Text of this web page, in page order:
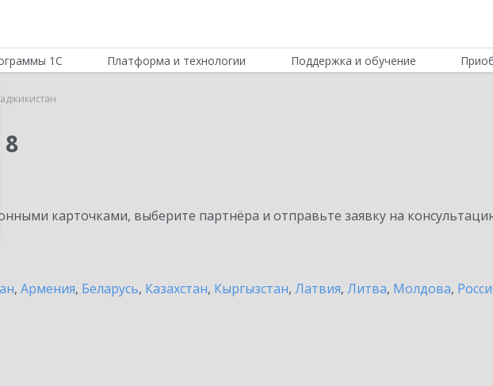
1С Платформа и технологии Поддержка и обучение
карточками, выберите партнёра и отправьте заявку на
, Армения, Беларусь, Казахстан, Кыргызстан, Латвия, Литва, Молдова,